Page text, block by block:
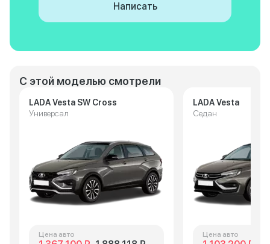
С этой моделью смотрели
LADA Vesta SW Cross
Универсал
Цена авто
LADA Vesta
Седан
Цена авто
Написать